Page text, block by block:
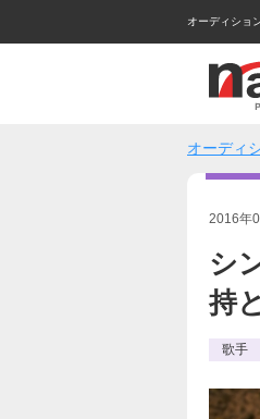
オーディショ
オーディ
2016年
シ
持
歌手